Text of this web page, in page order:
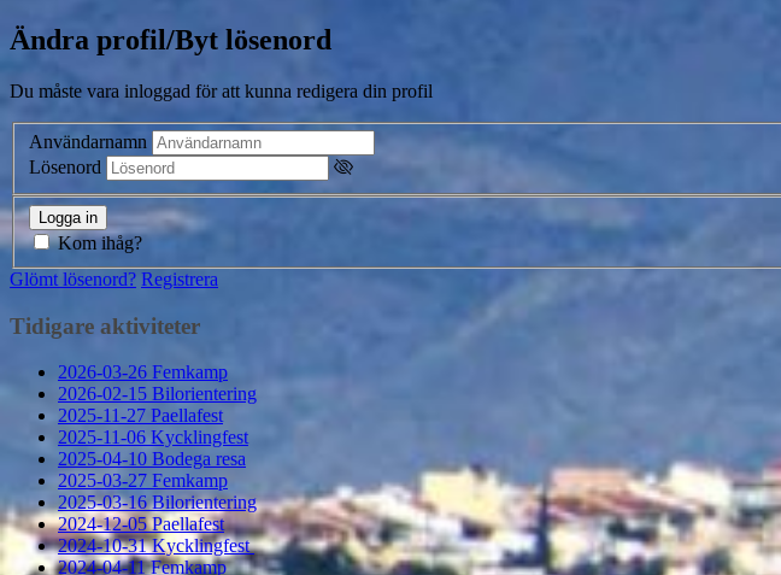
Ändra profil/Byt lösenord
Du måste vara inloggad för att kunna redigera din profil
Användarnamn
Lösenord
Kom ihåg?
Glömt lösenord? Registrera
Tidigare aktiviteter
2026-03-26 Femkamp
2026-02-15 Bilorientering
2025-11-27 Paellafest
2025-11-06 Kycklingfest
2025-04-10 Bodega resa
2025-03-27 Femkamp
2025-03-16 Bilorientering
2024-12-05 Paellafest
2024-10-31 Kycklingfest
2024-04-11 Femkamp